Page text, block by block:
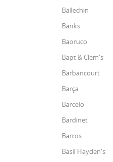
Ballechin
Banks
Baoruco
Bapt & Clem's
Barbancourt
Barça
Barcelo
Bardinet
Barros
Basil Hayden's